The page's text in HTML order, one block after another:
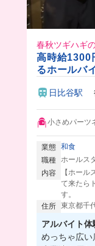
春秋ツギハギ
高時給1300
るホールバ
日比谷駅
小さめパーツ
業態 和食
職種 ホールス
内容
【ホー
て来たら
す。
住所 東京都千
アルバイト体
めっちゃ広い